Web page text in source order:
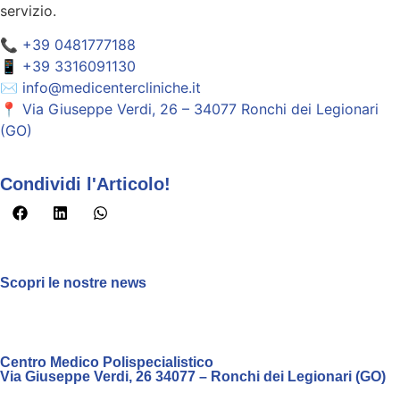
servizio.
📞 +39 0481777188
📱 +39 3316091130
✉️ info@medicentercliniche.it
📍 Via Giuseppe Verdi, 26 – 34077 Ronchi dei Legionari
(GO)
Condividi l'Articolo!
Scopri le nostre news
Centro Medico Polispecialistico
Via Giuseppe Verdi, 26 34077 – Ronchi dei Legionari (GO)